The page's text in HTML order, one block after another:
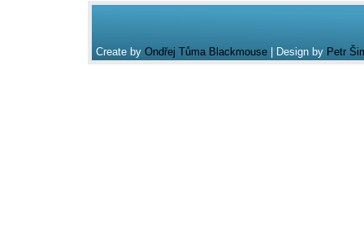
Create by Ondřej Tůma Blackmouse| Design by Petr